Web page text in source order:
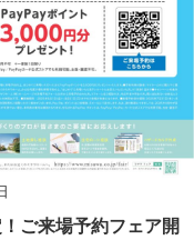
ご来場予約フェア開